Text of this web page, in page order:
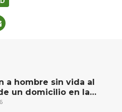
a hombre sin vida al
un domicilio en la
El Rodeo, San Juan del